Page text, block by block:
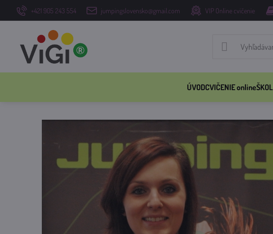
+421 905 243 554 jumpingslovensko@gmail.com VIP Online cvičenie
ÚVODCVIČENIE online